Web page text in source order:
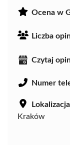
Ocena w
Liczba
Czytaj
Numer
Kraków